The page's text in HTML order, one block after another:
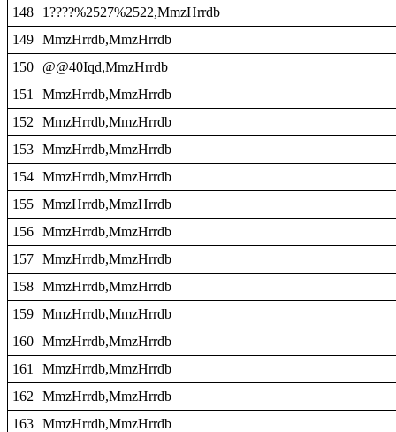
148
1????%2527%2522,MmzHrrdb
149 MmzHrrdb,MmzHrrdb
150
@@40Iqd,MmzHrrdb
151
MmzHrrdb,MmzHrrdb
152
MmzHrrdb,MmzHrrdb
153 MmzHrrdb,MmzHrrdb
154 MmzHrrdb,MmzHrrdb
155 MmzHrrdb,MmzHrrdb
156 MmzHrrdb,MmzHrrdb
157 MmzHrrdb,MmzHrrdb
158 MmzHrrdb,MmzHrrdb
159 MmzHrrdb,MmzHrrdb
160 MmzHrrdb,MmzHrrdb
161
MmzHrrdb,MmzHrrdb
162
MmzHrrdb,MmzHrrdb
163 MmzHrrdb,MmzHrrdb